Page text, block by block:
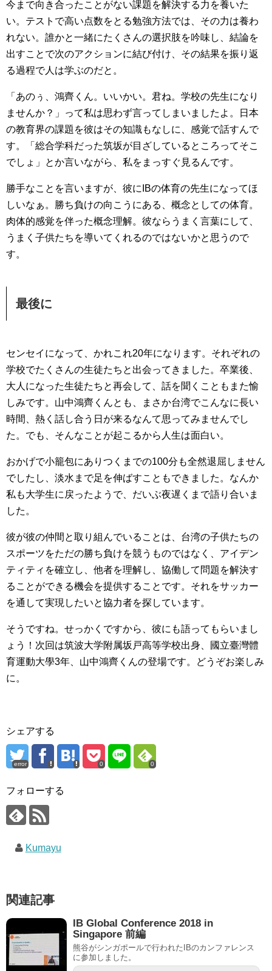
今まで向き合ったことがない課題を解決する力を養いた
い。テストで高い点数をとる勉強方法では、その力は養わ
れない。誰かと一緒にたくさんの選択肢を吟味し、結論を
出すことで次のアクションに結び付け、その結果を振り返
る過程で人は学ぶのだと。
「あのぅ、鴻齊くん。いいかい。君ね。学校の先生になり
ませんか？」って私は思わず言ってしまいましたよ。日本
の教育界の課題を彼はその知識もなしに、感覚で話すんで
す。「総合学科だった筑坂が目ざしているところってそこ
でしょ」とか言いながら、私をまっすぐ見るんです。
勝手なことを言いますが、彼にIBの体育の先生になってほ
しいなぁ。勝ち負けの向こうにある、概念としての体育。
肉体的感覚を伴った概念理解。彼ならうまく言葉にして、
うまく子供たちを導いてくれるのではないかと思うので
す。
最後に
センセイになって、かれこれ20年になります。それぞれの
学校でたくさんの生徒たちと出会ってきました。卒業後、
大人になった生徒たちと再会して、話を聞くこともまた愉
しみです。山中鴻齊くんとも、まさか台湾でこんなに長い
時間、熱く話し合う日が来るなんて思ってみませんでし
た。でも、そんなことが起こるから人生は面白い。
おかげで小籠包にありつくまでの100分も全然退屈しません
でしたし、淡水まで足を伸ばすこともできました。なんか
私も大学生に戻ったようで、だいぶ夜遅くまで語り合いま
した。
彼が彼の仲間と取り組んでいることは、台湾の子供たちの
スポーツをただの勝ち負けを競うものではなく、アイデン
ティティを確立し、他者を理解し、協働して問題を解決す
ることができる機会を提供することです。それをサッカー
を通して実現したいと協力者を探しています。
そうですね。せっかくですから、彼にも語ってもらいまし
ょう！次回は筑波大学附属坂戸高等学校出身、國立臺灣體
育運動大學3年、山中鴻齊くんの登場です。どうぞお楽しみ
に。
シェアする
error 0 0
フォローする
Kumayu
関連記事
IB Global Conference 2018 in
Singapore 前編
熊谷がシンガポールで行われたIBのカンファレンス
に参加しました。